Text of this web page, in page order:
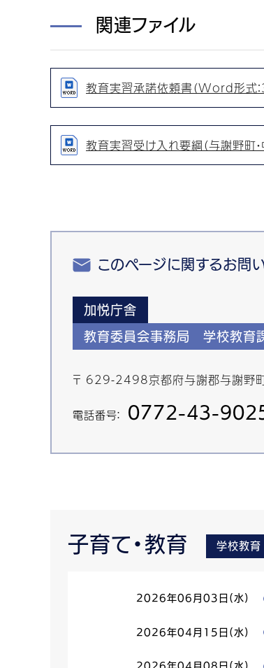
関連ファイル
教育実習承諾依頼書（Word形式：
教育実習受け入れ要綱（与謝野町
このページに関するお問
加悦庁舎
教育委員会事務局 学校教育
〒 629-2498京都府与謝郡与謝野
電話番号： 0772-43-
子育て・教育 学校教育
2026年06月03日(水)
2026年04月15日(水)